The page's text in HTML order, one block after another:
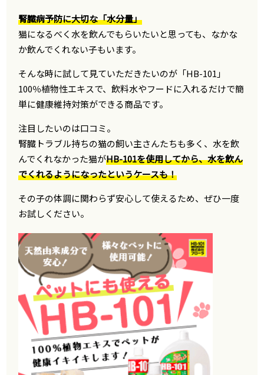
腎臓病予防に大切な「水分量」
猫になるべく水を飲んでもらいたいと思っても、なかな
か飲んでくれない子もいます。
そんな時に試して見ていただきたいのが「HB-101」
100％植物性エキスで、飲料水やフードに入れるだけで簡
単に健康維持対策ができる商品です。
注目したいのは口コミ。
腎臓トラブル持ちの猫の飼い主さんたちも多く、水を飲
んでくれなかった猫がHB-101を使用してから、水を飲ん
でくれるようになったというケースも！
その子の体調に関わらず安心して使えるため、ぜひ一度
お試しください。